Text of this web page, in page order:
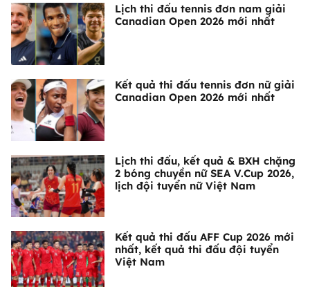
Lịch thi đấu tennis đơn nam giải
Canadian Open 2026 mới nhất
Kết quả thi đấu tennis đơn nữ giải
Canadian Open 2026 mới nhất
Lịch thi đấu, kết quả & BXH chặng
2 bóng chuyền nữ SEA V.Cup 2026,
lịch đội tuyển nữ Việt Nam
Kết quả thi đấu AFF Cup 2026 mới
nhất, kết quả thi đấu đội tuyển
Việt Nam